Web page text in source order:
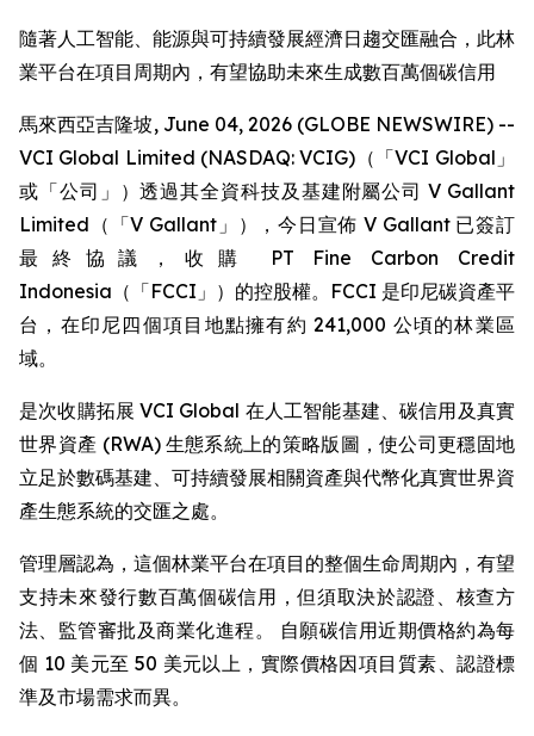
隨著人工智能、能源與可持續發展經濟日趨交匯融合，此林
業平台在項目周期內，有望協助未來生成數百萬個碳信用
馬來西亞吉隆坡, June 04, 2026 (GLOBE NEWSWIRE) --
VCI Global Limited (NASDAQ: VCIG)（「VCI Global」
或「公司」）透過其全資科技及基建附屬公司 V Gallant
Limited（「V Gallant」），今日宣佈 V Gallant 已簽訂
最終協議，收購 PT Fine Carbon Credit
Indonesia（「FCCI」）的控股權。FCCI 是印尼碳資產平
台，在印尼四個項目地點擁有約 241,000 公頃的林業區
域。
是次收購拓展 VCI Global 在人工智能基建、碳信用及真實
世界資產 (RWA) 生態系統上的策略版圖，使公司更穩固地
立足於數碼基建、可持續發展相關資產與代幣化真實世界資
產生態系統的交匯之處。
管理層認為，這個林業平台在項目的整個生命周期內，有望
支持未來發行數百萬個碳信用，但須取決於認證、核查方
法、監管審批及商業化進程。 自願碳信用近期價格約為每
個 10 美元至 50 美元以上，實際價格因項目質素、認證標
準及市場需求而異。